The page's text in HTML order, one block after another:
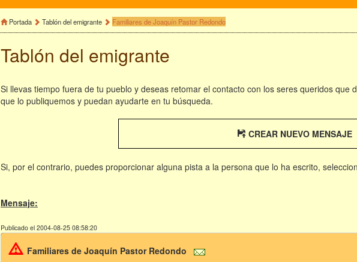
Portada Tablón del emigrante Familiares de Joaquín Pastor Redondo
Tablón del emigrante
Si llevas tiempo fuera de tu pueblo y deseas retomar el contacto con los seres queridos
que lo publiquemos y puedan ayudarte en tu búsqueda.
CREAR NUEVO MENSAJE
Si, por el contrario, puedes proporcionar alguna pista a la persona que lo ha escrito,
Mensaje:
Publicado el 2004-08-25 08:58:20
Familiares de Joaquín Pastor Redondo